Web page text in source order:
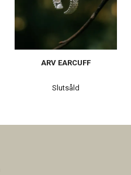
ARV EARCUFF
Slutsåld